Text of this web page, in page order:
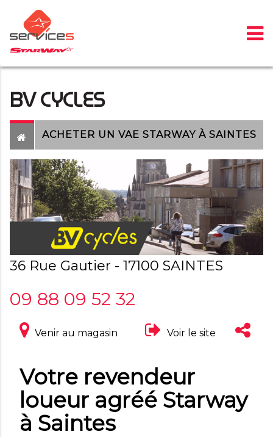
BV CYCLES
ACHETER UN VAE STARWAY À SAINTES
36 Rue Gautier - 17100 SAINTES
09 88 09 52 32
Venir au magasin Voir le site
Votre revendeur
loueur agréé Starway
à Saintes